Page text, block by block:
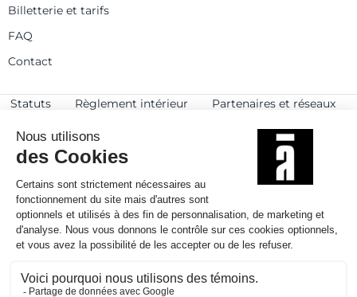
Billetterie et tarifs
FAQ
Contact
Statuts Règlement intérieur
Partenaires et réseaux
© 2025
Politique de confidentialité
Mentions légales et crédits